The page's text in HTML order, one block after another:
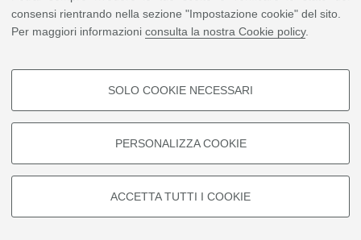
consensi rientrando nella sezione "Impostazione cookie" del sito.
Per maggiori informazioni consulta la nostra Cookie policy.
COOKIE DI PROFILAZIONE -
FACOLTATIVI
SOLO COOKIE NECESSARI
PERSONALIZZA COOKIE
ACCETTA TUTTI I COOKIE